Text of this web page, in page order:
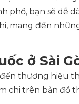
phố, bạn sẽ dễ
mang đến
ở Sài
thương hiệu
chi trên bản đồ